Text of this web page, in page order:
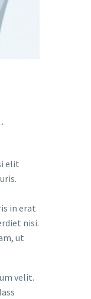
elit
in erat
nisi.
ut
velit.